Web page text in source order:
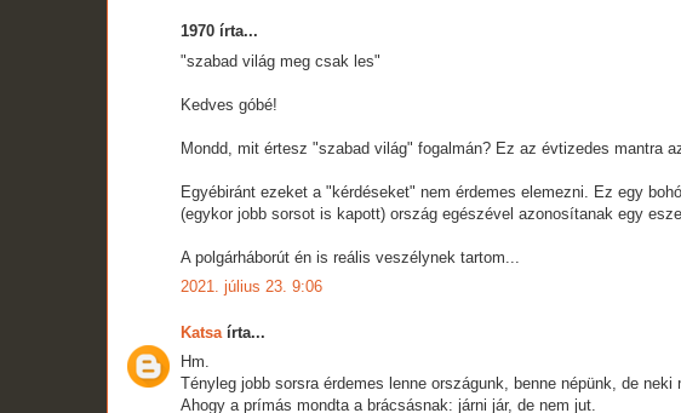
1970 írta...
"szabad világ meg csak les"
Kedves góbé!
Mondd, mit értesz "szabad világ" fogalmán? Ez az évtizedes mantra
Egyébiránt ezeket a "kérdéseket" nem érdemes elemezni. Ez egy
(egykor jobb sorsot is kapott) ország egészével azonosítanak egy
A polgárháborút én is reális veszélynek tartom...
2021. július 23. 9:06
Katsa írta...
Hm.
Tényleg jobb sorsra érdemes lenne országunk, benne népünk, de neki
Ahogy a prímás mondta a brácsásnak: járni jár, de nem jut.